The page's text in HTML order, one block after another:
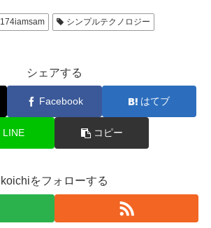
174iamsam
シンプルテクノロジー
シェアする
Facebook はてブ
LINE コピー
koichiをフォローする